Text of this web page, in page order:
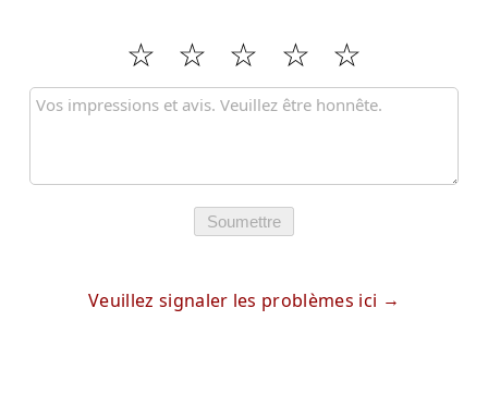
Soumettre
Veuillez signaler les problèmes ici